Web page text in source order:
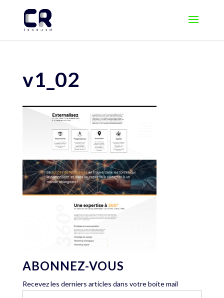
v1_02
ABONNEZ-VOUS
Recevez les derniers articles dans votre boite mail